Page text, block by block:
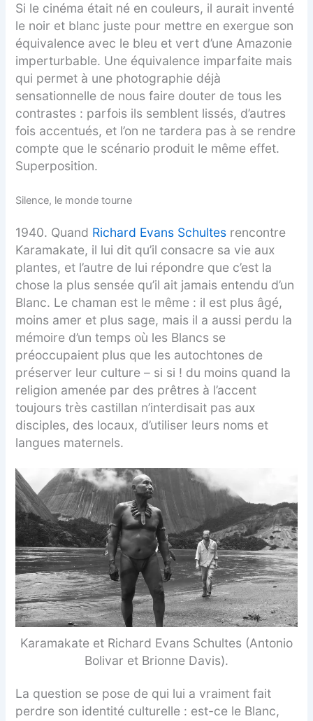
Si le cinéma était né en couleurs, il aurait inventé
le noir et blanc juste pour mettre en exergue son
équivalence avec le bleu et vert d’une Amazonie
imperturbable. Une équivalence imparfaite mais
qui permet à une photographie déjà
sensationnelle de nous faire douter de tous les
contrastes : parfois ils semblent lissés, d’autres
fois accentués, et l’on ne tardera pas à se rendre
compte que le scénario produit le même effet.
Superposition.
Silence, le monde tourne
1940. Quand Richard Evans Schultes rencontre
Karamakate, il lui dit qu’il consacre sa vie aux
plantes, et l’autre de lui répondre que c’est la
chose la plus sensée qu’il ait jamais entendu d’un
Blanc. Le chaman est le même : il est plus âgé,
moins amer et plus sage, mais il a aussi perdu la
mémoire d’un temps où les Blancs se
préoccupaient plus que les autochtones de
préserver leur culture – si si ! du moins quand la
religion amenée par des prêtres à l’accent
toujours très castillan n’interdisait pas aux
disciples, des locaux, d’utiliser leurs noms et
langues maternels.
Karamakate et Richard Evans Schultes (Antonio
Bolivar et Brionne Davis).
La question se pose de qui lui a vraiment fait
perdre son identité culturelle : est-ce le Blanc,